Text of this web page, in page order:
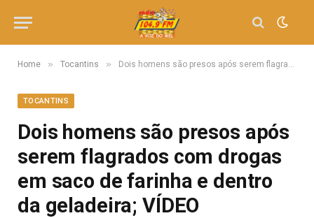
Home » Tocantins » Dois homens são presos após serem flagrados com drogas em saco de farinha e dentro da geladeira; VÍDEO
TOCANTINS
Dois homens são presos após
serem flagrados com drogas
em saco de farinha e dentro
da geladeira; VÍDEO